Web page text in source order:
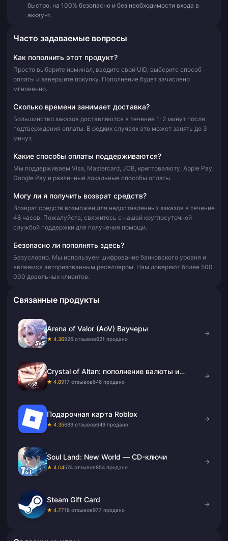
быстро, на 100% безопасно и без необходимости входа в
аккаунт.
Часто задаваемые вопросы
Как пополнить этот продукт?
Просто выберите номинал, введите свой UID, выберите способ
оплаты и завершите покупку. Пополнение будет зачислено
мгновенно.
Сколько времени занимает доставка?
Большинство заказов доставляются в течение 1-2 минут после
подтверждения оплаты. В редких случаях это может занять до 3
минут.
Какие способы оплаты поддерживаются?
Мы поддерживаем Visa, Mastercard, JCB, криптовалюту, Apple Pay,
Google Pay и различные локальные способы оплаты.
Могу ли я получить возврат средств?
Возврат средств возможен для недоставленных заказов в течение
48 часов. Пожалуйста, свяжитесь с нашей круглосуточной
службой поддержки для получения помощи.
Безопасно ли пополнять здесь?
Безусловно. Мы используем шифрование банковского уровня и
являемся авторизованным реселлером. Нам доверяют более 500
000 довольных клиентов.
Связанные продукты
Arena of Valor (AoV) Ваучеры
★ 4.36926 отзывов621 продано
→
Crystal of Altan: пополнение валюты и
подписки
★ 4.8917 отзывов646 продано
→
Подарочная карта Roblox
★ 4.35689 отзывов649 продано
→
Soul Land: New World — CD-ключи
★ 4.04574 отзывов854 продано
→
Steam Gift Card
★ 4.7718 отзывов977 продано
→